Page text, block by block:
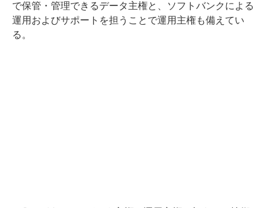
で保管・管理できるデータ主権と、ソフトバンクによる
運用およびサポートを担うことで運用主権も備えてい
る。